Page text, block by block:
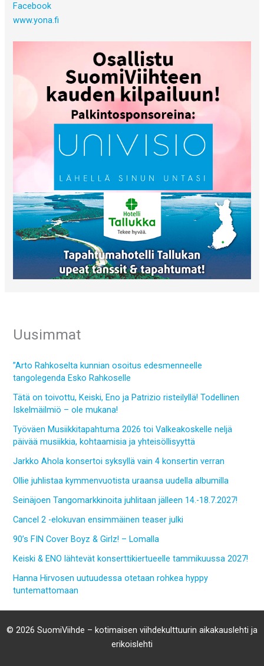
Facebook
www.yona.fi
Uusimmat
”Arto Rahkoselta kunnian osoitus edesmenneelle
tangolegenda Esko Rahkoselle
Tätä on toivottu, Keiski, Eno ja Patrizio risteilyllä! Todellinen
Iskelmäilmiö – ole mukana!
Työväen Musiikkitapahtuma 2026 toi Valkeakoskelle neljä
päivää musiikkia, kohtaamisia ja yhteisöllisyyttä
Jarkko Ahola konsertoi syksyllä vain 4 konsertin verran
Ollie juhlistaa kymmenvuotista uraansa uudella albumilla
Seinäjoen Tangomarkkinoita juhlitaan jälleen 14.-18.7.2027!
Cancel 2 -elokuvan ensimmäinen teaser julki
90’s FIN Cover Boyz & Girlz! – Lomalla
Keiski & ENO lähtevät konserttikiertueelle tammikuussa 2027!
Hanna Hirvosen uutuudessa otetaan rohkea hyppy
tuntemattomaan
© 2026 SuomiViihde – kotimaisen viihdekulttuurin aikakauslehti ja
erikoislehti